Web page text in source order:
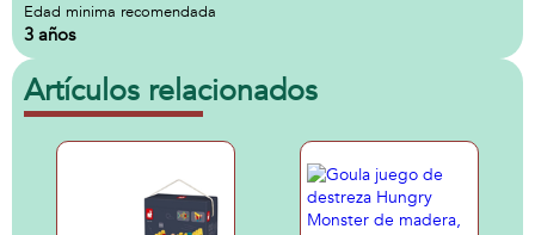
Edad minima recomendada
3 años
Artículos relacionados